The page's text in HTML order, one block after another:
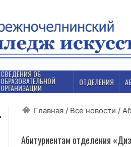
СВЕДЕНИЯ ОБ
ОБРАЗОВАТЕЛЬНОЙ
ОРГАНИЗАЦИИ
ОТДЕЛЕНИЯ
Главная / Все новости /
Абитуриентам отделения